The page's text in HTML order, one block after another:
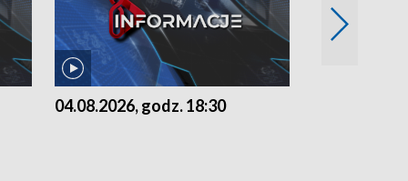
04.08.2026, godz. 18:30